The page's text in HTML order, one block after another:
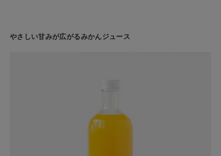
やさしい甘みが広がるみかんジュース